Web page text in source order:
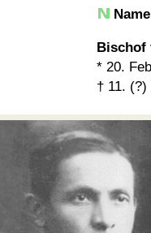
Bischof
* 20.
† 11. (?)